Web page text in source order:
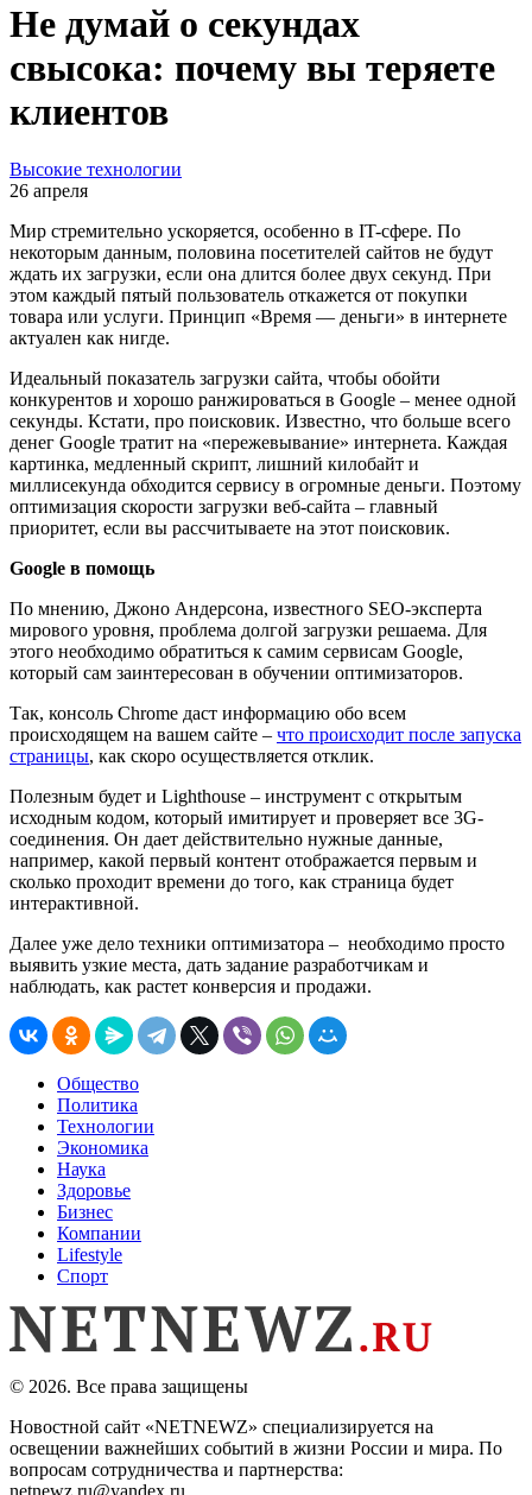
Не думай о секундах
свысока: почему вы теряете
клиентов
Высокие технологии
26 апреля
Мир стремительно ускоряется, особенно в IT-сфере. По
некоторым данным, половина посетителей сайтов не будут
ждать их загрузки, если она длится более двух секунд. При
этом каждый пятый пользователь откажется от покупки
товара или услуги. Принцип «Время — деньги» в интернете
актуален как нигде.
Идеальный показатель загрузки сайта, чтобы обойти
конкурентов и хорошо ранжироваться в Google – менее одной
секунды. Кстати, про поисковик. Известно, что больше всего
денег Google тратит на «пережевывание» интернета. Каждая
картинка, медленный скрипт, лишний килобайт и
миллисекунда обходится сервису в огромные деньги. Поэтому
оптимизация скорости загрузки веб-сайта – главный
приоритет, если вы рассчитываете на этот поисковик.
Google в помощь
По мнению, Джоно Андерсона, известного SEO-эксперта
мирового уровня, проблема долгой загрузки решаема. Для
этого необходимо обратиться к самим сервисам Google,
который сам заинтересован в обучении оптимизаторов.
Так, консоль Chrome даст информацию обо всем
происходящем на вашем сайте – что происходит после запуска
страницы, как скоро осуществляется отклик.
Полезным будет и Lighthouse – инструмент с открытым
исходным кодом, который имитирует и проверяет все 3G-
соединения. Он дает действительно нужные данные,
например, какой первый контент отображается первым и
сколько проходит времени до того, как страница будет
интерактивной.
Далее уже дело техники оптимизатора – необходимо просто
выявить узкие места, дать задание разработчикам и
наблюдать, как растет конверсия и продажи.
Общество
Политика
Технологии
Экономика
Наука
Здоровье
Бизнес
Компании
Lifestyle
Спорт
© 2026. Все права защищены
Новостной сайт «NETNEWZ» специализируется на
освещении важнейших событий в жизни России и мира. По
вопросам сотрудничества и партнерства:
netnewz.ru@yandex.ru